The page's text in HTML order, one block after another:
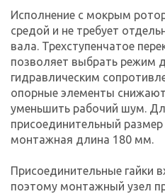
Исполнение с мокрым
средой и не требует
вала. Трехступенчатое
позволяет выбрать режим
гидравлическим
опорные элементы
уменьшить рабочий шум.
присоединительный
монтажная длина 180 мм.
Присоединительные гайки
поэтому монтажный узел